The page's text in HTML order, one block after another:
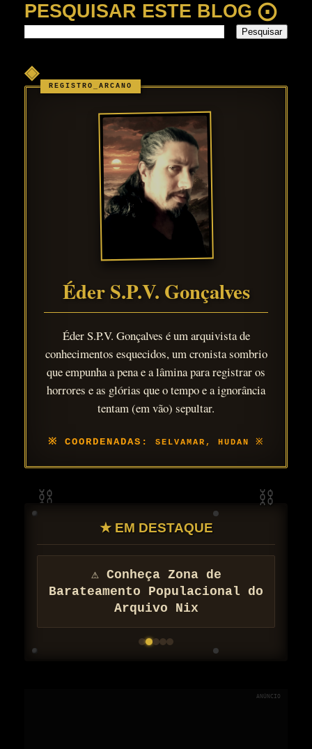
PESQUISAR ESTE BLOG ⨀
◈
Éder S.P.V. Gonçalves
Éder S.P.V. Gonçalves é um arquivista de
conhecimentos esquecidos, um cronista sombrio
que empunha a pena e a lâmina para registrar os
horrores e as glórias que o tempo e a ignorância
tentam (em vão) sepultar.
SELVAMAR, HUDAN
★ EM DESTAQUE
⚠ Conheça Zona de
Barateamento Populacional do
Arquivo Nix
ANÚNCIO